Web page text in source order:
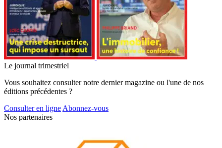
Le journal trimestriel
Vous souhaitez consulter notre dernier magazine ou l'une de nos
éditions précédentes ?
Consulter en ligne Abonnez-vous
Nos partenaires